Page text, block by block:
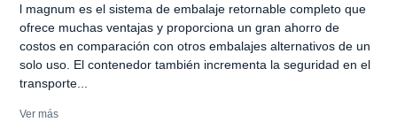
l magnum es el sistema de embalaje retornable completo que
ofrece muchas ventajas y proporciona un gran ahorro de
costos en comparación con otros embalajes alternativos de un
solo uso. El contenedor también incrementa la seguridad en el
transporte...
Ver más